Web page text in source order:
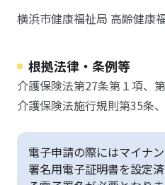
横浜市健康福祉局 高齢健康
根拠法律・条例等
介護保険法第27条第１項、
介護保険法施行規則第35条
電子申請の際にはマイナ
署名用電子証明書を設定